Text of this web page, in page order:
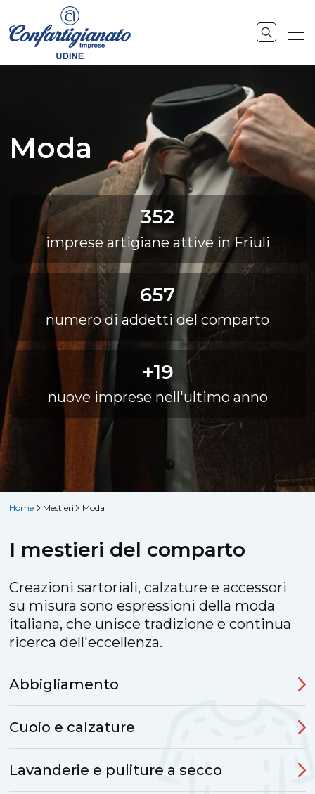
Moda
352
imprese artigiane attive in Friuli
657
numero di addetti del comparto
+19
nuove imprese nell'ultimo anno
Home Mestieri Moda
I mestieri del comparto
Creazioni sartoriali, calzature e accessori
su misura sono espressioni della moda
italiana, che unisce tradizione e continua
ricerca dell'eccellenza.
Abbigliamento
Cuoio e calzature
Lavanderie e puliture a secco